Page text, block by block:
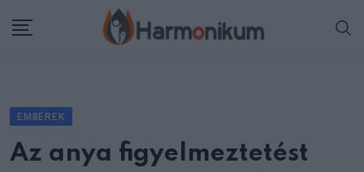
EMBEREK
Az anya figyelmeztetést